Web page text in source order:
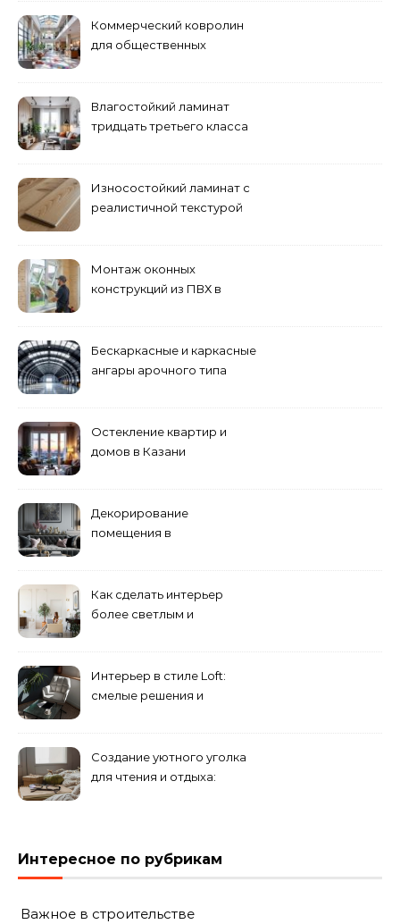
Коммерческий ковролин
для общественных
Влагостойкий ламинат
тридцать третьего класса
Износостойкий ламинат с
реалистичной текстурой
Монтаж оконных
конструкций из ПВХ в
Бескаркасные и каркасные
ангары арочного типа
Остекление квартир и
домов в Казани
Декорирование
помещения в
направлений для создания
уникального комплекса
Как сделать интерьер
более светлым и
помещения
Интерьер в стиле Loft:
смелые решения и
Создание уютного уголка
для чтения и отдыха:
Интересное по рубрикам
Важное в строительстве